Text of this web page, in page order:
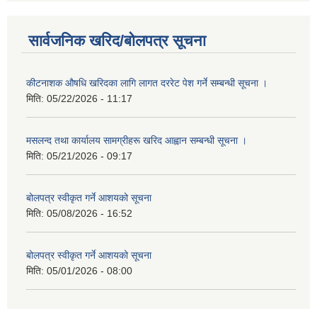
सार्वजनिक खरिद/बोलपत्र सूचना
कीटनाशक औषधि खरिदका लागि लागत दररेट पेश गर्ने सम्बन्धी सूचना ।
मिति: 05/22/2026 - 11:17
मसलन्द तथा कार्यालय सामग्रीहरू खरिद आह्वान सम्बन्धी सूचना ।
मिति: 05/21/2026 - 09:17
बोलपत्र स्वीकृत गर्ने आशयको सूचना
मिति: 05/08/2026 - 16:52
बोलपत्र स्वीकृत गर्ने आशयको सूचना
मिति: 05/01/2026 - 08:00